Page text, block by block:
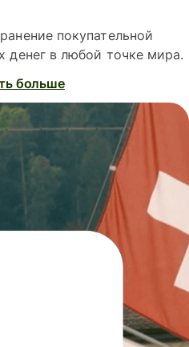
покупательной
денег в любой точке мира.
больше